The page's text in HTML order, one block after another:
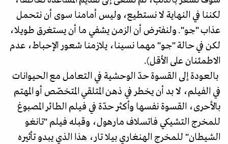
لكننا في النهاية لا نستطيع، وليس أمامنا سوى أن نتحمل
عذاب "جو". ولنفترض أن الزمن يشفي ما أن يستغرق طويلا،
لكن في حالة "جو" مهما نسينا، يلازمنا شعور الإحباط، عدم
الاطمئنان على الأقل).
بالعودة إلى القسوة حدّ الوحشية في التعامل مع الحيوانات
في الفيلم، لا بد أن يخطر في ذهن المتلقي المتخصّص أو المهتم
بالأحرى، القسوة نفسها وأكثر حدّة في فيلم الطائر المصبوغ
للمخرج التشيكي فاتسلاف مارهول، وقبله فيلم "تانغو
الشيطان" للمخرج الهنغاري بيلا تار، هذا الذي يبدو تأثيره